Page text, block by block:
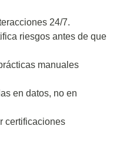
24/7.
riesgos antes de que
manuales
en datos, no en
certificaciones